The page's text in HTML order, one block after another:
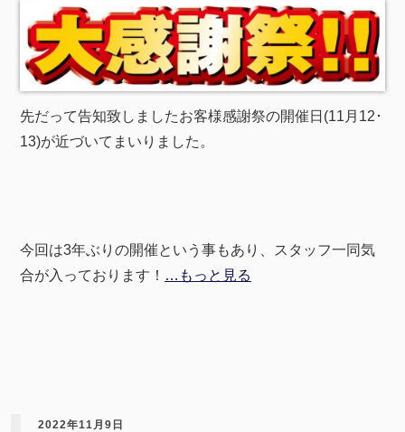
先だって告知致しましたお客様感謝祭の開催日(11月12･
13)が近づいてまいりました。
今回は3年ぶりの開催という事もあり、スタッフ一同気
合が入っております！ …もっと見る
2022年11月9日